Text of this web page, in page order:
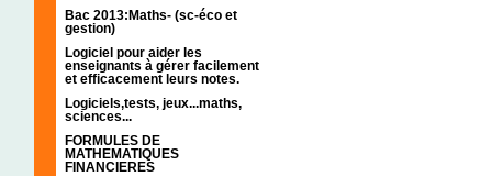
Bac 2013:Maths- (sc-éco et
gestion)
Logiciel pour aider les
enseignants à gérer facilement
et efficacement leurs notes.
Logiciels,tests, jeux...maths,
sciences...
FORMULES DE
MATHEMATIQUES
FINANCIERES